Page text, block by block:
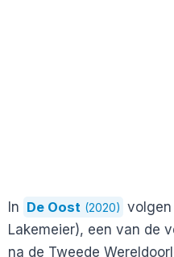
In De Oost (2020)
Lakemeier), een van de
na de Tweede